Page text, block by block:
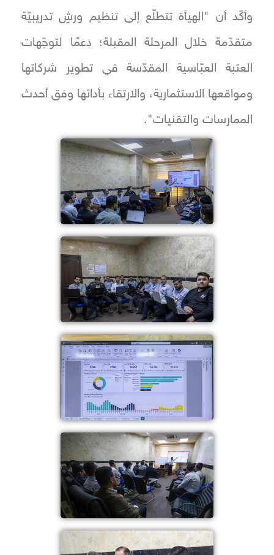
وأكّد أن "الهيأة تتطلّع إلى تنظيم ورشٍ تدريبيّة
متقدّمة خلال المرحلة المقبلة؛ دعمًا لتوجّهات
العتبة العبّاسية المقدّسة في تطوير شركاتها
ومواقعها الاستثمارية، والارتقاء بأدائها وفق أحدث
الممارسات والتقنيات".